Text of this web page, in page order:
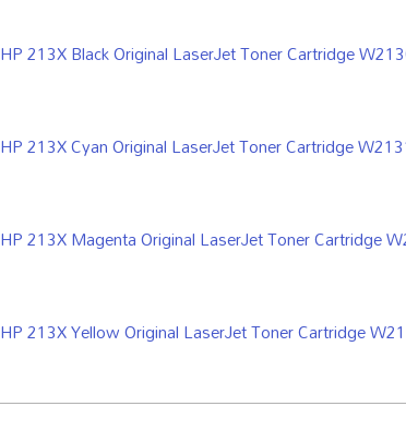
HP 213X Black Original LaserJet Toner Cartridge
HP 213X Cyan Original LaserJet Toner Cartridge
HP 213X Magenta Original LaserJet Toner Cartridge
HP 213X Yellow Original LaserJet Toner Cartridge